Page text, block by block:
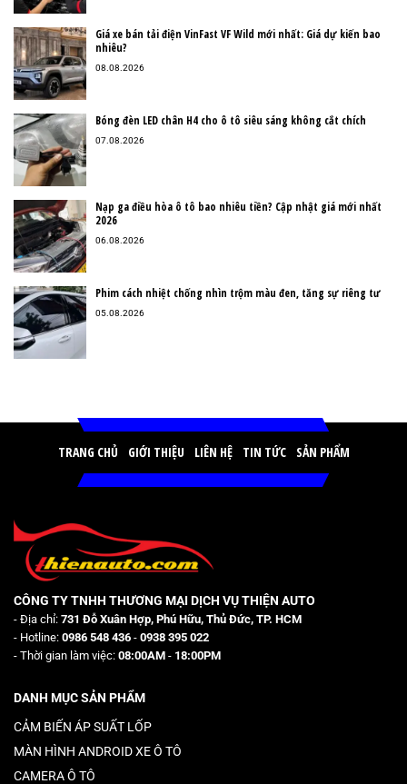
Giá xe bán tải điện VinFast VF Wild mới nhất: Giá dự kiến bao
nhiêu?
08.08.2026
Bóng đèn LED chân H4 cho ô tô siêu sáng không cắt chích
07.08.2026
Nạp ga điều hòa ô tô bao nhiêu tiền? Cập nhật giá mới nhất
2026
06.08.2026
Phim cách nhiệt chống nhìn trộm màu đen, tăng sự riêng tư
05.08.2026
TRANG CHỦ GIỚI THIỆU LIÊN HỆ TIN TỨC SẢN PHẨM
CÔNG TY TNHH THƯƠNG MẠI DỊCH VỤ THIỆN AUTO
- Địa chỉ: 731 Đỗ Xuân Hợp, Phú Hữu, Thủ Đức, TP. HCM
- Hotline: 0986 548 436 - 0938 395 022
- Thời gian làm việc: 08:00AM - 18:00PM
DANH MỤC SẢN PHẨM
CẢM BIẾN ÁP SUẤT LỐP
MÀN HÌNH ANDROID XE Ô TÔ
CAMERA Ô TÔ